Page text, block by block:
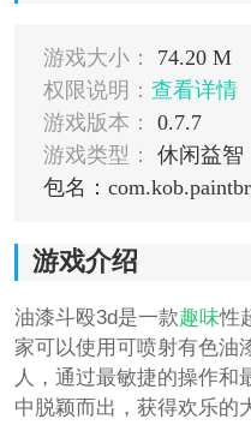
游戏大小： 74.20 M
权限说明： 查看详情
游戏版本：
0.7.7
游戏类型：
休闲益智
游戏介绍
油漆斗殴3d是一款趣味性
家可以使用可喷射有色油
人，通过最敏捷的操作和
中脱颖而出，获得欢乐的